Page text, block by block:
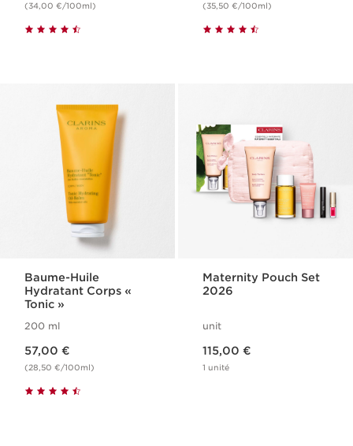
(34,00 €/100ml) (35,50 €/100ml)
Baume-Huile
Hydratant Corps «
Tonic »
200 ml
57,00 €
(28,50 €/100ml)
Maternity Pouch Set
2026
unit
115,00 €
1 unité